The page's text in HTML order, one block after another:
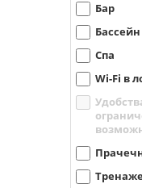
Бар
Бассейн
Спа
Wi-Fi в